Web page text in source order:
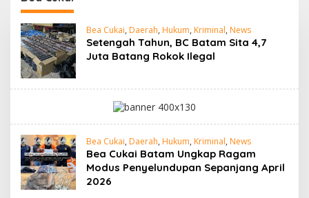
Bea Cukai, Daerah, Hukum, Kriminal, News
Setengah Tahun, BC Batam Sita 4,7
Juta Batang Rokok Ilegal
Bea Cukai, Daerah, Hukum, Kriminal, News
Bea Cukai Batam Ungkap Ragam
Modus Penyelundupan Sepanjang April
2026